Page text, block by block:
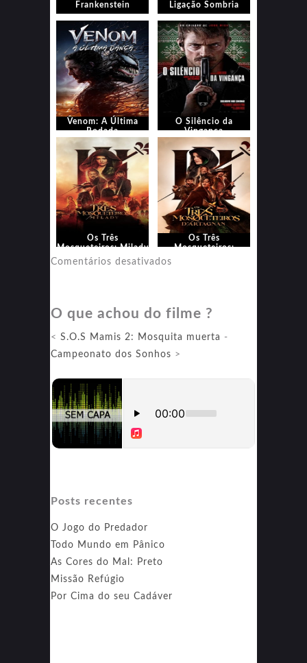
Frankenstein Ligação Sombria
Venom: A Última
Rodada
O Silêncio da
Vingança
Os Três
Mosqueteiros: Milady
Os Três
Mosqueteiros:
Comentários desativados
Mosqueteiros:
O que achou do filme ?
< S.O.S Mamis 2: Mosquita muerta -
Campeonato dos Sonhos >
Posts recentes
O Jogo do Predador
Todo Mundo em Pânico
As Cores do Mal: Preto
Missão Refúgio
Por Cima do seu Cadáver